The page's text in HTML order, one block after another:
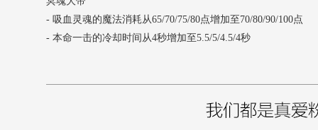
- 吸血灵魂的魔法消耗从65/70/75/80点增加至70/80/90/100点
- 本命一击的冷却时间从4秒增加至5.5/5/4.5/4秒